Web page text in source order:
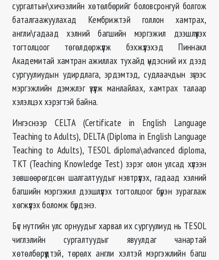
сургалтын\хичээлийн хөтөлбөрийг боловсронгуй болгож
баталгаажуулахад Кембрижтэй голлон хамтрах,
англи\гадаад хэлний багшийн мэргэжил дээшлүүлэх
тогтолцоог төгөлдөржүүлж бэхжүүлэхэд Пиннакл
Академитай хамтран ажиллах тухайд үндэсний их дээд
сургуулиудын удирдлага, эрдэмтэд, судлаачдын зүгээс
мэргэжлийн дэмжлэг үзүүлж манлайлах, хамтрах талаар
хэлэлцэх хэрэгтэй байна.
Ингэснээр CELTA (Certificate in English Language
Teaching to Adults), DELTA (Diploma in English Language
Teaching to Adults), TESOL diploma\advanced diploma,
TKT (Teaching Knowledge Test) зэрэг олон улсад хүлээн
зөвшөөрөгдсөн шалгалтуудыг нэвтрүүлэх, гадаад хэлний
багшийн мэргэжил дээшлүүлэх тогтолцоог бүрэн зураглаж
хөгжүүлэх боломж бүрдэнэ.
Бүс нутгийн улс орнуудыг харвал их сургуулиуд нь TESOL
чиглэлийн сургалтуудыг явуулдаг чанартай
хөтөлбөрүүдтэй, төрөлх англи хэлтэй мэргэжлийн багш